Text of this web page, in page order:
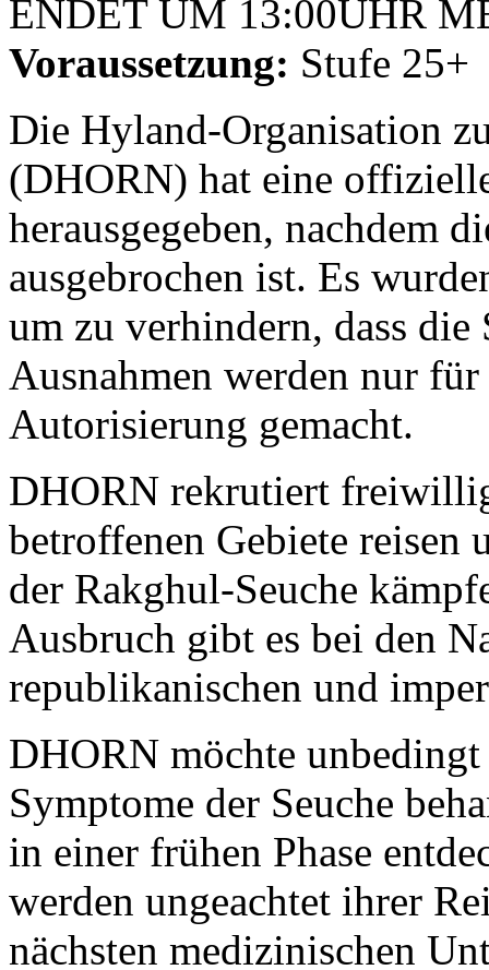
ENDET UM 13:00UHR
Voraussetzung: Stufe 25+
Die Hyland-Organisation
(DHORN) hat eine
herausgegeben, nachdem
ausgebrochen ist. Es
um zu verhindern, dass die
Ausnahmen werden nur
Autorisierung gemacht.
DHORN rekrutiert
betroffenen Gebiete reisen
der Rakghul-Seuche
Ausbruch gibt es bei den
republikanischen und
DHORN möchte
Symptome der Seuche
in einer frühen Phase
werden ungeachtet ihrer
nächsten medizinischen